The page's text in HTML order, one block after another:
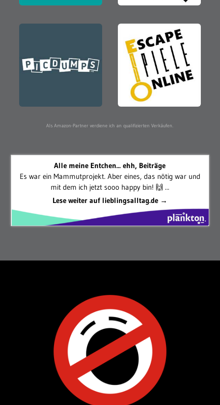
Als Amazon-Partner verdiene ich an qualifizierten Verkäufen.
Alle meine Entchen... ehh, Beiträge
Es war ein Mammutprojekt. Aber eines, das nötig war und
mit dem ich jetzt sooo happy bin! 🙌 ...
Lese weiter auf lieblingsalltag.de →